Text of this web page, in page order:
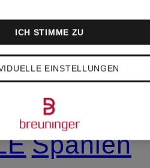
SALE
adidas
Spanien
EINSTELLUNGEN
ICH STIMME ZU